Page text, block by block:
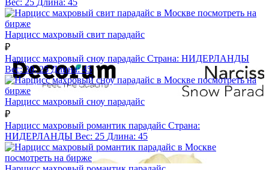
посмотреть на
бирже
Нарцисс махровый свит парадайс
₽
Нарцисс махровый сноу парадайс Страна: НИДЕРЛАНДЫ
Вес:30, 25 Длина:45
посмотреть на
бирже
Нарцисс махровый сноу парадайс
₽
Нарцисс махровый романтик парадайс Страна:
НИДЕРЛАНДЫ Вес: 25 Длина: 45
посмотреть на бирже